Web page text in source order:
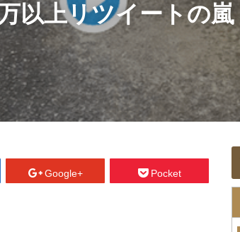
以上リツイートの嵐
Google+ Pocket